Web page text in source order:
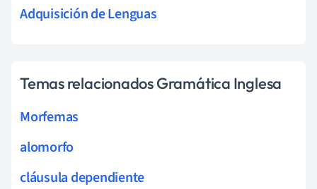
Adquisición de Lenguas
Temas relacionados Gramática Inglesa
Morfemas
alomorfo
cláusula dependiente